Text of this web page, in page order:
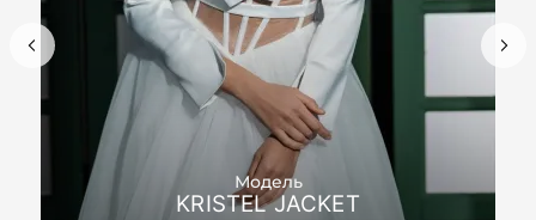
Модель
KRISTEL JACKET